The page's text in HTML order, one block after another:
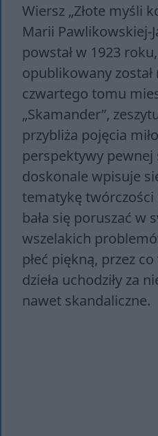
Wiersz „Złote myśli
Marii Pawlikowskiej-
powstał w 1923
opublikowany został
czwartego tomu
„Skamander”,
przybliża pojęcia
perspektywy pewnej
doskonale wpisuje
tematykę
bała się poruszać w
wszelakich
płeć piękną, przez
dzieła uchodziły za
nawet skandaliczne.